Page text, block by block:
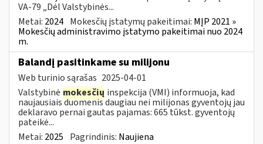
VA-79 „Dėl Valstybinės...
Metai: 2024 Mokesčių įstatymų pakeitimai: MĮP 2021 »
Mokesčių administravimo įstatymo pakeitimai nuo 2024
m.
Balandį pasitinkame su milijonu
Web turinio sąrašas 2025-04-01
Valstybinė mokesčių inspekcija (VMI) informuoja, kad
naujausiais duomenis daugiau nei milijonas gyventojų jau
deklaravo pernai gautas pajamas: 665 tūkst. gyventojų
pateikė...
Metai: 2025 Pagrindinis: Naujiena